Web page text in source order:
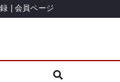
会員ページ